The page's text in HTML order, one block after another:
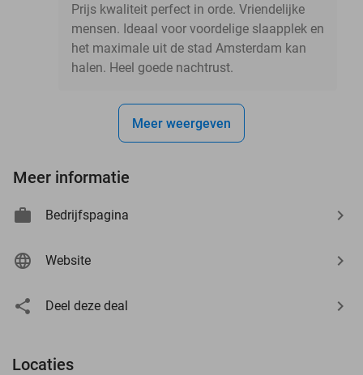
Prijs kwaliteit perfect in orde. Vriendelijke
mensen. Ideaal voor voordelige slaapplek en
het maximale uit de stad Amsterdam kan
halen. Heel goede nachtrust.
Meer weergeven
Meer informatie
Bedrijfspagina
Website
Deel deze deal
Locaties